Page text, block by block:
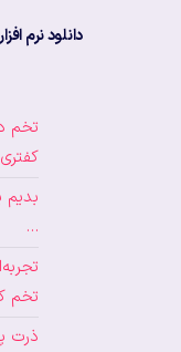
دانلود نرم
تخم
…
تخم
ذرت